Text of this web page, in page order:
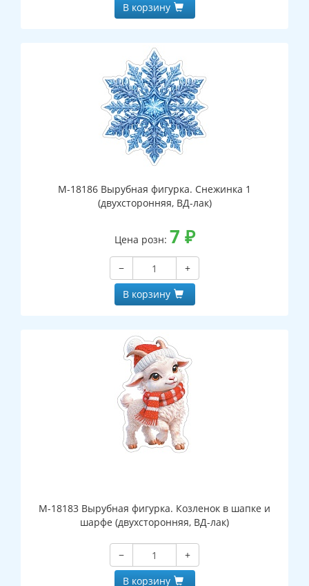
В корзину
М-18186 Вырубная фигурка. Снежинка 1
(двухсторонняя, ВД-лак)
Цена розн: 7 ₽
−
+
В корзину
М-18183 Вырубная фигурка. Козленок в шапке и
шарфе (двухсторонняя, ВД-лак)
−
+
В корзину